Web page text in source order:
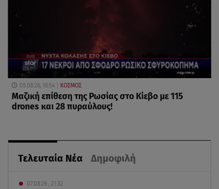
Τελευταία Νέα Δημοφιλή
07.08.26 , 21:32
05.08.26, 16:54 ΚΟΣΜΟΣ
Μαζική επίθεση της Ρωσίας στο Κίεβο με 115
drones και 28 πυραύλους!